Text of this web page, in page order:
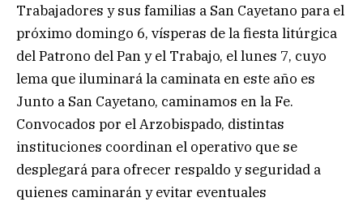
Trabajadores y sus familias a San Cayetano para el
próximo domingo 6, vísperas de la fiesta litúrgica
del Patrono del Pan y el Trabajo, el lunes 7, cuyo
lema que iluminará la caminata en este año es
Junto a San Cayetano, caminamos en la Fe.
Convocados por el Arzobispado, distintas
instituciones coordinan el operativo que se
desplegará para ofrecer respaldo y seguridad a
quienes caminarán y evitar eventuales